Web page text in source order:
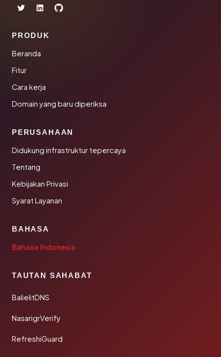
PRODUK
Beranda
Fitur
Cara kerja
Domain yang baru diperiksa
PERUSAHAAN
Didukung infrastruktur tepercaya
Tentang
Kebijakan Privasi
Syarat Layanan
BAHASA
Bahasa Indonesia
TAUTAN SAHABAT
BalielitDNS
NasarigrVerify
RefreshiGuard